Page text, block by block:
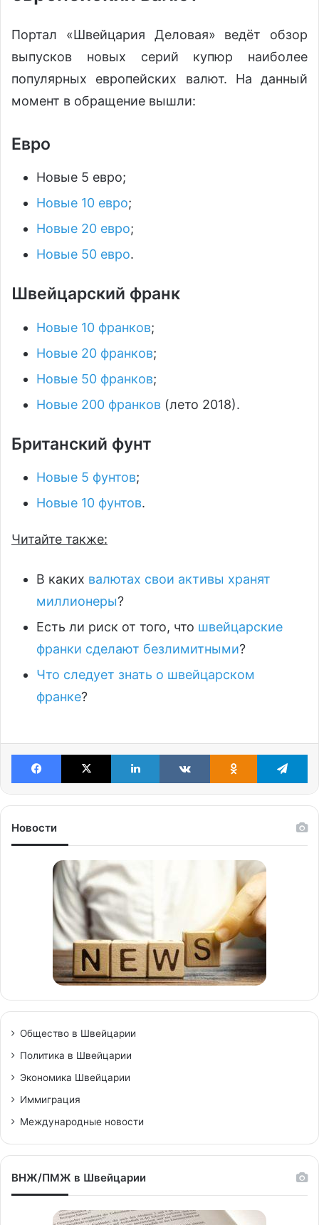
Портал «Швейцария Деловая» ведёт обзор
выпусков новых серий купюр наиболее
популярных европейских валют. На данный
момент в обращение вышли:
Евро
Новые 5 евро;
Новые 10 евро;
Новые 20 евро;
Новые 50 евро.
Швейцарский франк
Новые 10 франков;
Новые 20 франков;
Новые 50 франков;
Новые 200 франков (лето 2018).
Британский фунт
Новые 5 фунтов;
Новые 10 фунтов.
Читайте также:
В каких валютах свои активы хранят
миллионеры?
Есть ли риск от того, что швейцарские
франки сделают безлимитными?
Что следует знать о швейцарском
франке?
Facebook X LinkedIn VKontakteOdnoklassniki
Новости
Общество в Швейцарии
Политика в Швейцарии
Экономика Швейцарии
Иммиграция
Международные новости
ВНЖ/ПМЖ в Швейцарии